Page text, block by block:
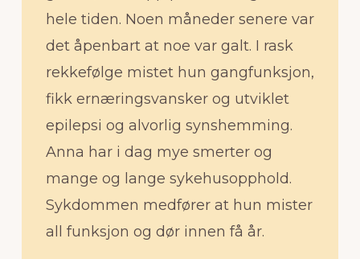
hele tiden. Noen måneder senere var
det åpenbart at noe var galt. I rask
rekkefølge mistet hun gangfunksjon,
fikk ernæringsvansker og utviklet
epilepsi og alvorlig synshemming.
Anna har i dag mye smerter og
mange og lange sykehusopphold.
Sykdommen medfører at hun mister
all funksjon og dør innen få år.